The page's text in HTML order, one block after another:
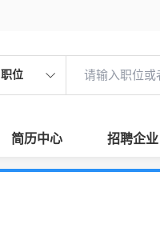
职位
简历中心 招聘企业